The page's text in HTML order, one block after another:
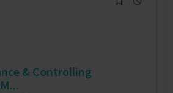
& Controlling